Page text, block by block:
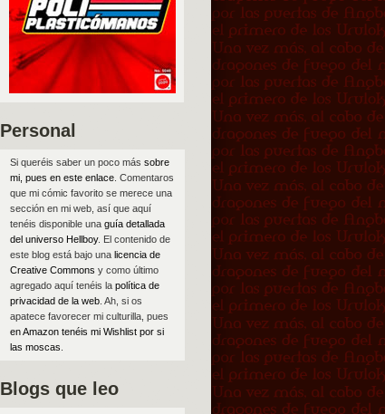
Personal
Si queréis saber un poco más sobre
mi, pues en este enlace. Comentaros
que mi cómic favorito se merece una
sección en mi web, así que aquí
tenéis disponible una guía detallada
del universo Hellboy. El contenido de
este blog está bajo una licencia de
Creative Commons y como último
agregado aquí tenéis la política de
privacidad de la web. Ah, si os
apatece favorecer mi culturilla, pues
en Amazon tenéis mi Wishlist por si
las moscas
Blogs que leo